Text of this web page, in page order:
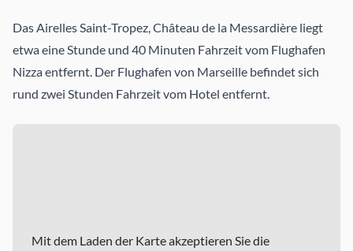
Das Airelles Saint-Tropez, Château de la Messardière liegt
etwa eine Stunde und 40 Minuten Fahrzeit vom Flughafen
Nizza entfernt. Der Flughafen von Marseille befindet sich
rund zwei Stunden Fahrzeit vom Hotel entfernt.
Mit dem Laden der Karte akzeptieren Sie die